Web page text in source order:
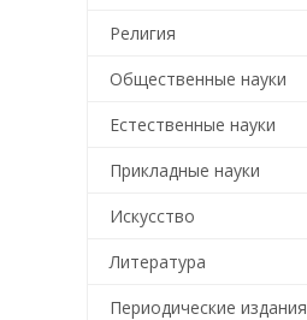
Религия
Общественные науки
Естественные науки
Прикладные науки
Искусство
Литература
Периодические издания